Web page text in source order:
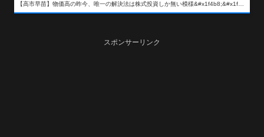
【高市早苗】物価高の昨今、唯一の解決法は株式投資しか無い模様&#x1f4b8;&#x1f4b8;&#x1f4b8;
スポンサーリンク